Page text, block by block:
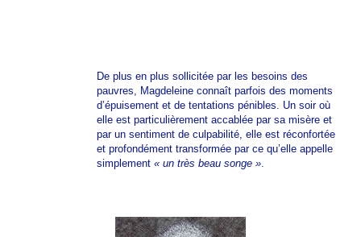
De plus en plus sollicitée par les besoins des
pauvres, Magdeleine connaît parfois des moments
d’épuisement et de tentations pénibles. Un soir où
elle est particulièrement accablée par sa misère et
par un sentiment de culpabilité, elle est réconfortée
et profondément transformée par ce qu’elle appelle
simplement « un très beau songe »